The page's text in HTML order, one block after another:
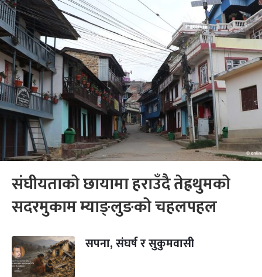
संघीयताको छायामा हराउँदै तेह्रथुमको
सदरमुकाम म्याङ्लुङको चहलपहल
सपना, संघर्ष र सुकुमवासी